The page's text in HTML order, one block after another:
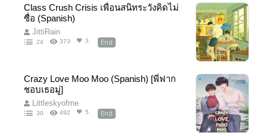
Class Crush Crisis เพื่อนสนิทระวังคิดไม่
ซื่อ (Spanish)
JittiRain
24 373 3 End
Crazy Love Moo Moo (Spanish) [พี่ฟาก
ชอบเธอมู่]
Littleskyofme
30 492 5 End